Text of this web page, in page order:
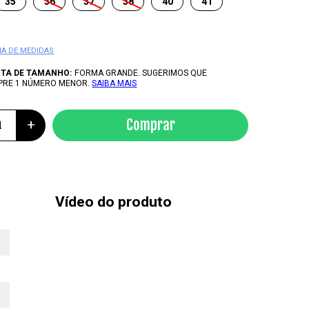
DE MEDIDAS
DE TAMANHO: FORMA GRANDE. SUGERIMOS QUE
1 NÚMERO MENOR.SAIBA MAIS
+ Comprar
Vídeo do produto